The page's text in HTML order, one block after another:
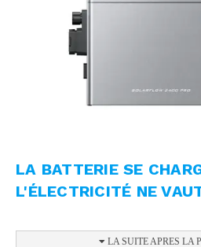
LA BATTERIE SE
L'ÉLECTRICITÉ NE